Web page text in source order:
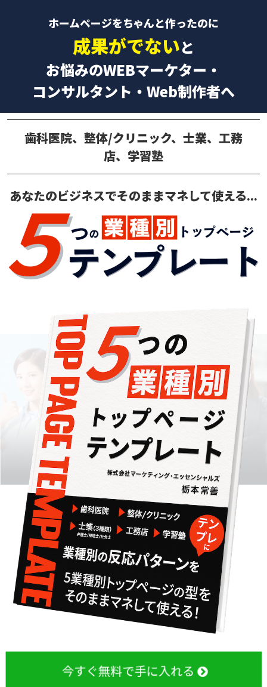
ホームページをちゃんと作ったのに
成果がでないと
お悩みのWEBマーケター・
コンサルタント・Web制作者へ
歯科医院、整体/クリニック、士業、工務
店、 学習塾
あなたのビジネスでそのままマネして使える...
今すぐ無料で手に入れる